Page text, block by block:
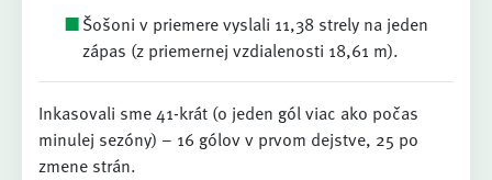
Šošoni v priemere vyslali 11,38 strely na jeden
zápas (z priemernej vzdialenosti 18,61 m).
Inkasovali sme 41-krát (o jeden gól viac ako počas
minulej sezóny) – 16 gólov v prvom dejstve, 25 po
zmene strán.